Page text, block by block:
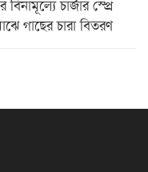
চার্জার স্প্রে
গাছের চারা বিতরণ